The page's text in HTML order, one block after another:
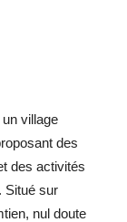
village
des
des activités
Situé sur
nul doute